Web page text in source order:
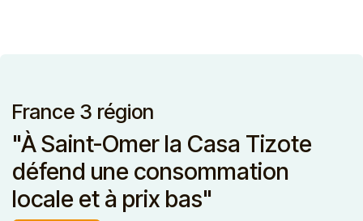
France 3 région
"À Saint-Omer la Casa Tizote
défend une consommation
locale et à prix bas"